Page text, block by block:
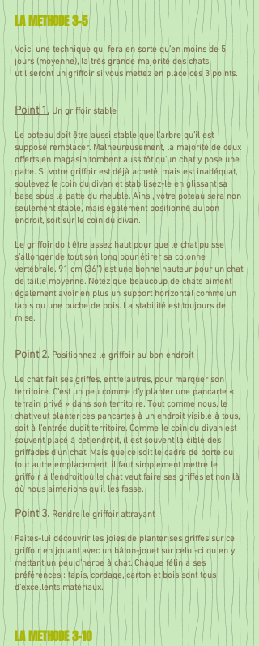
LA METHODE 3-5
Voici une technique qui fera en sorte qu’en moins de 5
jours (moyenne), la très grande majorité des chats
utiliseront un griffoir si vous mettez en place ces 3 points.
Point 1. Un griffoir stable
Le poteau doit être aussi stable que l’arbre qu’il est
supposé remplacer. Malheureusement, la majorité de ceux
offerts en magasin tombent aussitôt qu'un chat y pose une
patte. Si votre griffoir est déjà acheté, mais est inadéquat,
soulevez le coin du divan et stabilisez-le en glissant sa
base sous la patte du meuble. Ainsi, votre poteau sera non
seulement stable, mais également positionné au bon
endroit, soit sur le coin du divan.
Le griffoir doit être assez haut pour que le chat puisse
s’allonger de tout son long pour étirer sa colonne
vertébrale. 91 cm (36’’) est une bonne hauteur pour un chat
de taille moyenne. Notez que beaucoup de chats aiment
également avoir en plus un support horizontal comme un
tapis ou une buche de bois. La stabilité est toujours de
mise.
Point 2. Positionnez le griffoir au bon endroit
Le chat fait ses griffes, entre autres, pour marquer son
territoire. C’est un peu comme d’y planter une pancarte «
terrain privé » dans son territoire. Tout comme nous, le
chat veut planter ces pancartes à un endroit visible à tous,
soit à l’entrée dudit territoire. Comme le coin du divan est
souvent placé à cet endroit, il est souvent la cible des
griffades d’un chat. Mais que ce soit le cadre de porte ou
tout autre emplacement, il faut simplement mettre le
griffoir à l’endroit où le chat veut faire ses griffes et non là
où nous aimerions qu’il les fasse.
Point 3. Rendre le griffoir attrayant
Faites-lui découvrir les joies de planter ses griffes sur ce
griffoir en jouant avec un bâton-jouet sur celui-ci ou en y
mettant un peu d’herbe à chat. Chaque félin a ses
préférences : tapis, cordage, carton et bois sont tous
d’excellents matériaux.
LA METHODE 3-10